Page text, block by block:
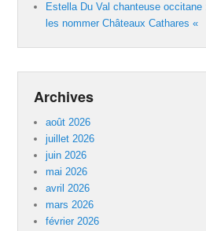
Estella Du Val chanteuse
les nommer Châteaux Cathares «
Archives
août 2026
juillet 2026
juin 2026
mai 2026
avril 2026
mars 2026
février 2026